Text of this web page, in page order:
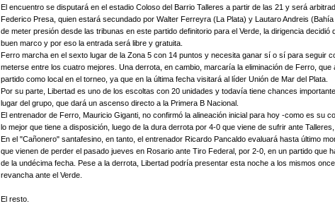
El encuentro se disputará en el estadio Coloso del Barrio Talleres a partir de las 21 y será
Federico Presa, quien estará secundado por Walter Ferreyra (La Plata) y Lautaro Andreis
de meter presión desde las tribunas en este partido definitorio para el Verde, la dirigencia decidió
buen marco y por eso la entrada será libre y gratuita.
Ferro marcha en el sexto lugar de la Zona 5 con 14 puntos y necesita ganar sí o sí para seguir
meterse entre los cuatro mejores. Una derrota, en cambio, marcaría la eliminación de Ferro, que
partido como local en el torneo, ya que en la última fecha visitará al líder Unión de Mar del Plata.
Por su parte, Libertad es uno de los escoltas con 20 unidades y todavía tiene chances
lugar del grupo, que dará un ascenso directo a la Primera B Nacional.
El entrenador de Ferro, Mauricio Giganti, no confirmó la alineación inicial para hoy -como es su
lo mejor que tiene a disposición, luego de la dura derrota por 4-0 que viene de sufrir ante Talleres,
En el "Cañonero" santafesino, en tanto, el entrenador Ricardo Pancaldo evaluará hasta último
que vienen de perder el pasado jueves en Rosario ante Tiro Federal, por 2-0, en un partido que
de la undécima fecha. Pese a la derrota, Libertad podría presentar esta noche a los mismos
revancha ante el Verde.
El resto.